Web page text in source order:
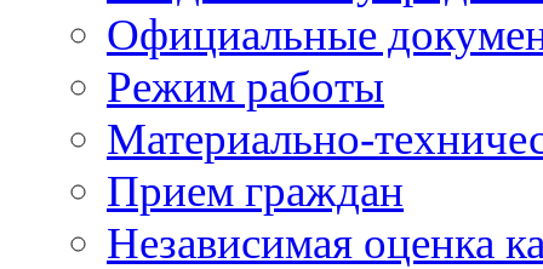
Официальные
Режим работы
Материально-
Прием граждан
Независимая оценка